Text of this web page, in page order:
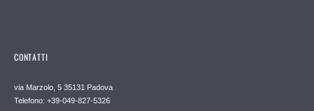
CONTATTI
via Marzolo, 5 35131 Padova
Telefono: +39-049-827-5326